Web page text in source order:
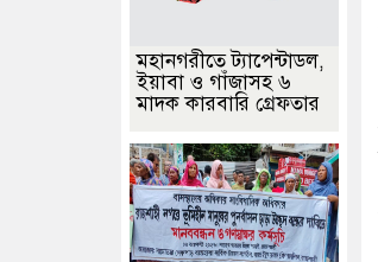
মহানগরীতে ট্যাপেন্টাডল,
ইয়াবা ও গাঁজাসহ ৬
মাদক কারবারি গ্রেফতার